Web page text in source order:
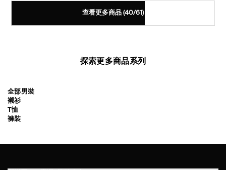
查看更多商品 (40/61)
探索更多商品系列
全部男裝
襯衫
T恤
褲裝